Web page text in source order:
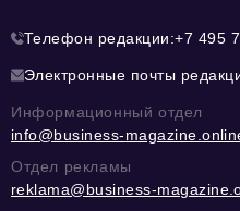
Телефон редакции:+7 495
Электронные почты
Информационный отдел
info@business-
Отдел рекламы
reklama@business-